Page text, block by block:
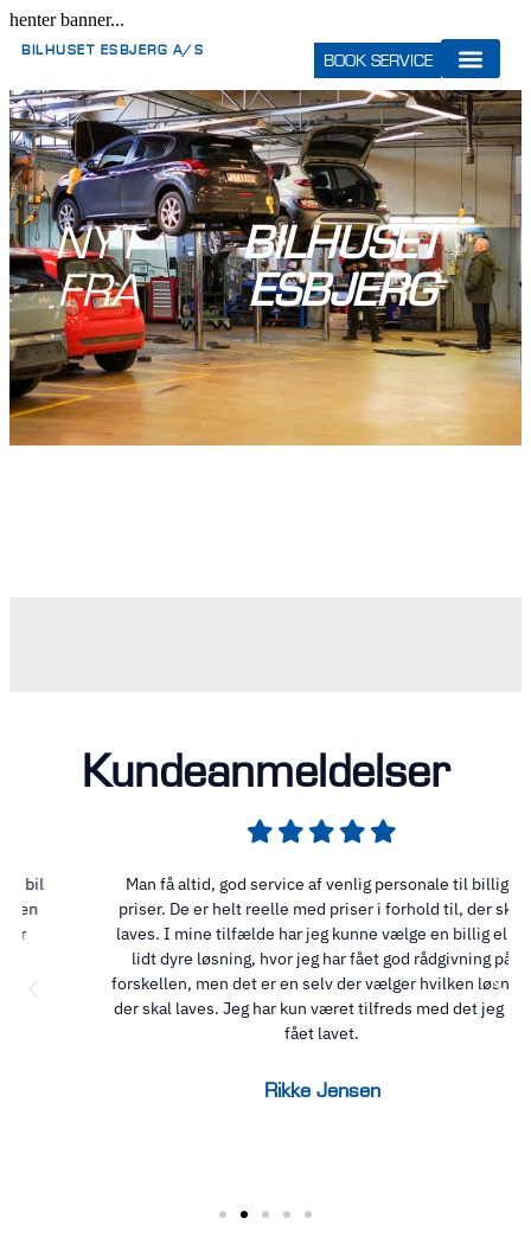
henter banner...
BILHUSET ESBJERG A/S
BOOK SERVICE
NYT
FRA
BILHUSET
ESBJERG
Kundeanmeldelser
Man få altid, god service af venlig personale til billige
priser. De er helt reelle med priser i forhold til, der skal
laves. I mine tilfælde har jeg kunne vælge en billig eller
lidt dyre løsning, hvor jeg har fået god rådgivning på
forskellen, men det er en selv der vælger hvilken løsning
der skal laves. Jeg har kun været tilfreds med det jeg har
fået lavet.
Rikke Jensen